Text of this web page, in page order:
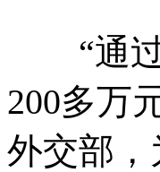
“通过
200多万
外交部